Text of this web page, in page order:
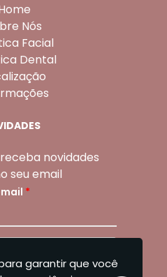
Nós
Facial
Dental
novidades
seu email
*
garantir que você